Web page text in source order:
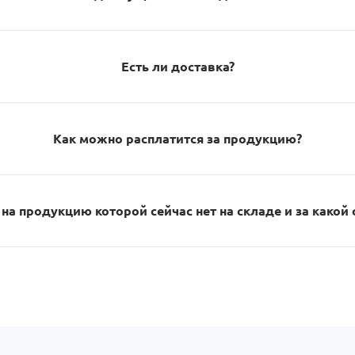
Есть ли доставка?
Как можно расплатится за продукцию?
продукцию которой сейчас нет на складе и за